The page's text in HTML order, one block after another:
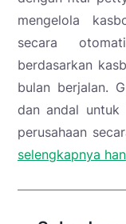
mengelola
secara
berdasarkan
bulan berjalan.
dan andal untuk
perusahaan
selengkapnya